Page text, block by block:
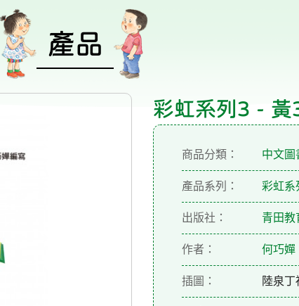
產品
彩虹系列3 - 黃
商品分類： 中文圖
產品系列： 彩虹系
出版社： 青田教
作者： 何巧嬋
插圖： 陸泉丁